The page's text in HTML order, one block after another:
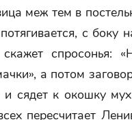
меж тем в
с боку
спросонья:
а потом
сядет к окошку
пересчитает